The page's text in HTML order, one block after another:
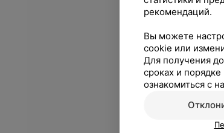
рекомендаций.
Вы можете
cookie или
Для получения
сроках и
ознакомиться с